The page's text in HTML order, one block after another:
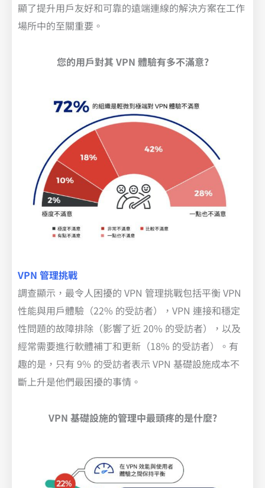
顯了提升用戶友好和可靠的遠端連線的解決方案在工作
場所中的至關重要。
您的用戶對其 VPN 體驗有多不滿意?
VPN 管理挑戰
調查顯示，最令人困擾的 VPN 管理挑戰包括平衡 VPN
性能與用戶體驗（22% 的受訪者），VPN 連接和穩定
性問題的故障排除（影響了近 20% 的受訪者），以及
經常需要進行軟體補丁和更新（18% 的受訪者）。有
趣的是，只有 9% 的受訪者表示 VPN 基礎設施成本不
斷上升是他們最困擾的事情。
VPN 基礎設施的管理中最頭疼的是什麼?